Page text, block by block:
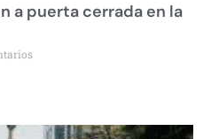
a puerta cerrada en la